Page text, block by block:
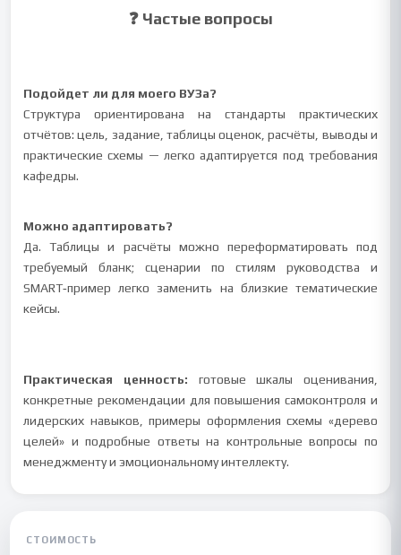
❓ Частые вопросы
Подойдет ли для моего ВУЗа?
Структура ориентирована на стандарты практических
отчётов: цель, задание, таблицы оценок, расчёты, выводы и
практические схемы — легко адаптируется под требования
кафедры.
Можно адаптировать?
Да. Таблицы и расчёты можно переформатировать под
требуемый бланк; сценарии по стилям руководства и
SMART‑пример легко заменить на близкие тематические
кейсы.
Практическая ценность: готовые шкалы оценивания,
конкретные рекомендации для повышения самоконтроля и
лидерских навыков, примеры оформления схемы «дерево
целей» и подробные ответы на контрольные вопросы по
менеджменту и эмоциональному интеллекту.
СТОИМОСТЬ